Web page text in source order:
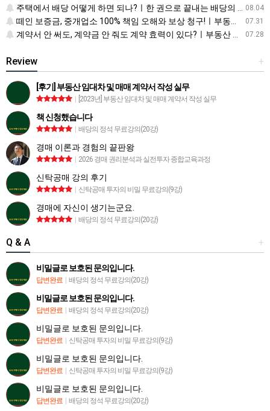
08.04
주택에서 배당 어떻게 하면 되나?ㅣ한 권으로 끝내는 배당의 정석
07.31
떼인 보증금, 중개업소 100% 책임 오해와 보상 청구!ㅣ부동산 재테크 상식 사전
07.28
계약서 안 써도, 계약금 안 줘도 계약 효력이 있다?ㅣ부동산 재테크 상식 사전
+
Review
[후기] 부동산 임대차 및 매매 계약서 작성 실무
| [2023년] 부동산 임대차 및 매매 계약서 작성 실무
책 신청했습니다
| 배당의 정석 무료강의(20강)
경매 이론과 경험의 끝판왕
| 2026 경매 권리분석과 실전투자 종합교육과정
신탁공매 강의 후기
| 신탁공매 투자의 비밀 무료강의(9강)
경매에 자신이 생기는군요.
| 배당의 정석 무료강의(20강)
+
Q & A
비밀글로 보호된 문의입니다.
답변완료 | 배당의 정석 무료강의(20강)
비밀글로 보호된 문의입니다.
답변완료 | 배당의 정석 무료강의(20강)
비밀글로 보호된 문의입니다.
답변완료 | 신탁공매 투자의 비밀 무료강의(9강)
비밀글로 보호된 문의입니다.
답변완료 | 신탁공매 투자의 비밀 무료강의(9강)
비밀글로 보호된 문의입니다.
답변완료 | 배당의 정석 무료강의(20강)